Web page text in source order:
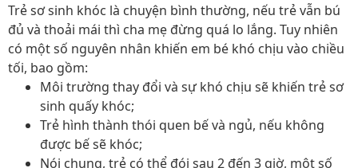
Trẻ sơ sinh khóc là chuyện bình thường, nếu trẻ vẫn bú
đủ và thoải mái thì cha mẹ đừng quá lo lắng. Tuy nhiên
có một số nguyên nhân khiến em bé khó chịu vào chiều
tối, bao gồm:
Môi trường thay đổi và sự khó chịu sẽ khiến trẻ sơ
sinh quấy khóc;
Trẻ hình thành thói quen bế và ngủ, nếu không
được bế sẽ khóc;
Nói chung, trẻ có thể đói sau 2 đến 3 giờ, một số